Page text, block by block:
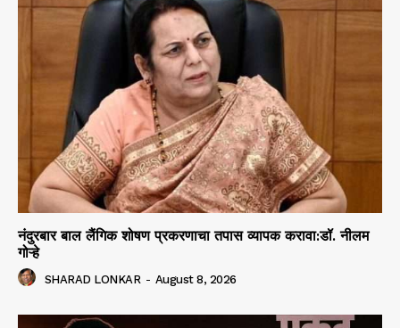
नंदुरबार बाल लैंगिक शोषण प्रकरणाचा तपास व्यापक करावा:डॉ. नीलम
गोऱ्हे
SHARAD LONKAR - August 8, 2026